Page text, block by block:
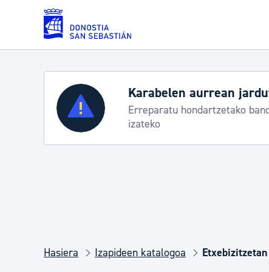
Eduki nagusira joan
Zerbitzuak
Errolda eta gai pertsonalak
protokoloa
egoeraren berri
Aste
Trafiko
Hasiera Izapideen katalogoa